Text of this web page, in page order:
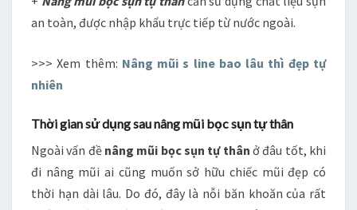
an toàn, được nhập khẩu trực tiếp từ nước ngoài.
>>> Xem thêm: Nâng mũi s line bao lâu thì đẹp tự
nhiên
Thời gian sử dụng sau nâng mũi bọc sụn tự thân
Ngoài vấn đề nâng mũi bọc sụn tự thân ở đâu tốt, khi
đi nâng mũi ai cũng muốn sở hữu chiếc mũi đẹp có
thời hạn dài lâu. Do đó, đây là nỗi băn khoăn của rất